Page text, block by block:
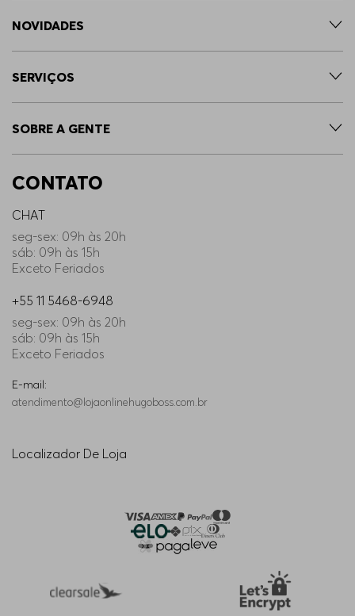
NOVIDADES
SERVIÇOS
SOBRE A GENTE
CONTATO
CHAT
seg-sex: 09h às 20h
sáb: 09h às 15h
Exceto Feriados
+55 11 5468-6948
seg-sex: 09h às 20h
sáb: 09h às 15h
Exceto Feriados
E-mail:
atendimento@lojaonlinehugoboss.com.br
Localizador De Loja